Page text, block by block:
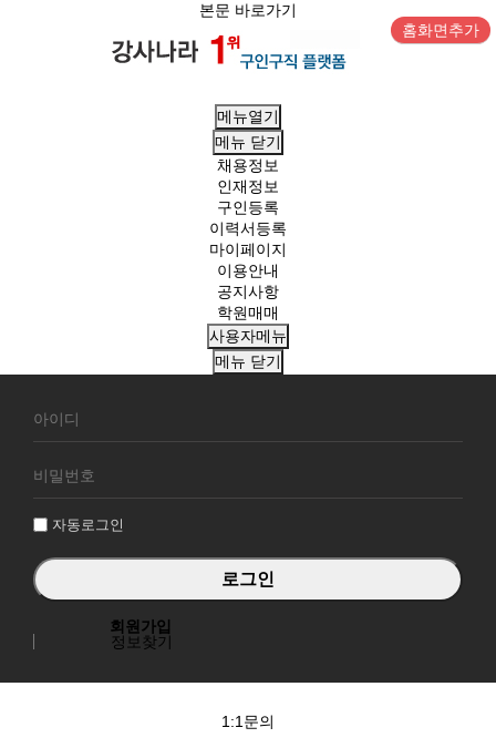
본문 바로가기
홈화면추가
메뉴열기
메뉴 닫기
채용정보
인재정보
구인등록
이력서등록
마이페이지
이용안내
공지사항
학원매매
사용자메뉴
메뉴 닫기
원
그
자동로그인
회원가입
정보찾기
1:1문의